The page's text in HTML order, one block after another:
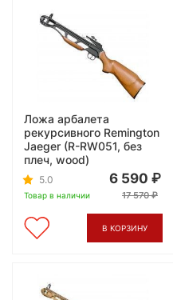
Ложа арбалета
рекурсивного Remington
Jaeger (R-RW051, без
плеч, wood)
5.0
Товар в наличии
6 590
17 570
В КОРЗИНУ